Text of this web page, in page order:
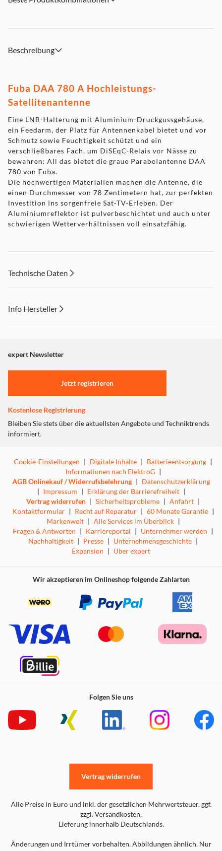
LNB-Halterung aus Aluminium-Druckguss
Beschreibung
Fuba DAA 780 A Hochleistungs-
Satellitenantenne
Eine LNB-Halterung mit Aluminium-Druckgussgehäuse,
ein Feedarm, der Platz für Antennenkabel bietet und vor
Schmutz sowie Feuchtigkeit schützt und ein
verschließbares Fach, um DiSEqC-Relais vor Nässe zu
bewahren: All das bietet die graue Parabolantenne DAA
780 von Fuba.
Die hochwertigen Materialien machen die Antenne, die
einen Durchmesser von 78 Zentimetern hat, zur perfekten
Investition ins sorgenfreie Sat-TV-Erleben. Der
Aluminiumreflektor ist pulverbeschichtet und auch unter
schwierigen Wetterverhältnissen voll einsatzfähig.
Technische Daten
Info Hersteller
"Marketing".
Einstellungen anpassen
expert Newsletter
Jetzt registrieren
Kostenlose Registrierung
Bleiben Sie stets über die aktuellsten Angebote und Techniktrends
informiert.
Cookie-Einstellungen | Digitale Inhalte | Batterieentsorgung |
Informationen nach ElektroG |
AGB Onlinekauf / Widerrufsbelehrung | Datenschutzerklärung
| Impressum | Erklärung der Barrierefreiheit |
Vertrag widerrufen | Sicherheitsprobleme | Anfahrt |
Kontaktformular | Recht auf Reparatur | 60 Monate Garantie |
Markenwelt | Alle Services im Überblick |
Fragen & Antworten | Karriereportal | Unternehmer werden |
Nachhaltigkeit | Presse | Unternehmensgeschichte |
Expansion | Über expert
Wir akzeptieren im Onlineshop folgende Zahlarten
Folgen Sie uns
Alle Preise in Euro und inkl. der gesetzlichen Mehrwertsteuer. ggf.
zzgl. Versandkosten.
Lieferung innerhalb Deutschlands.
Änderungen und Irrtümer vorbehalten. Abbildungen ähnlich. Nur
Vertrag widerrufen